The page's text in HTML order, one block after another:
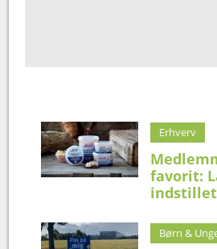
Erhverv
favorit:
Børn &